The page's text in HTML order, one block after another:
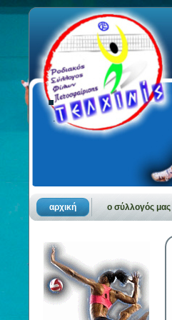
.
.
αρχική ο σύλλογός μας